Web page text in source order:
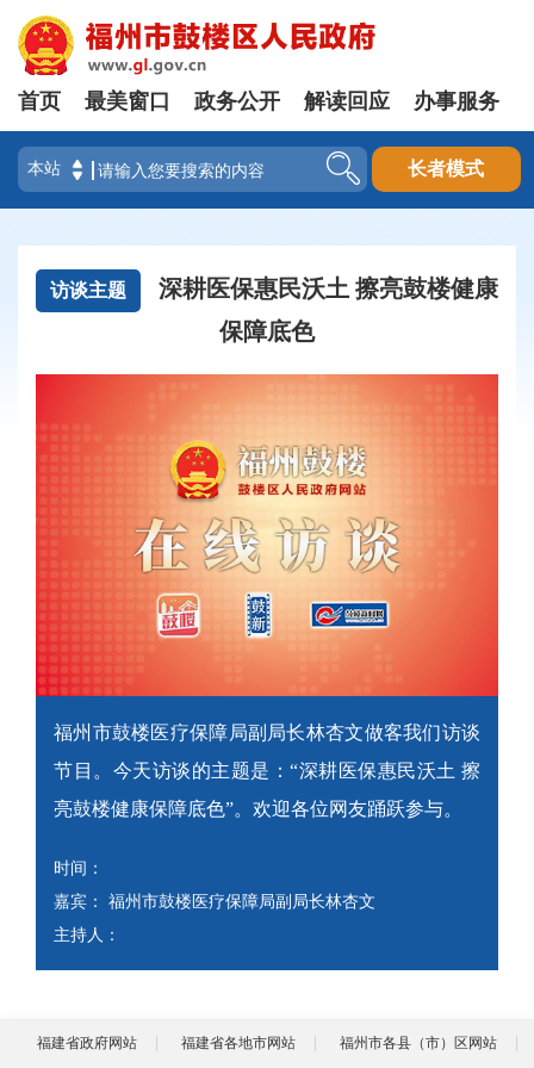
登录
首页 最美窗口 政务公开 解读回应 办事服务
长者模式
访谈主题
深耕医保惠民沃土 擦亮鼓楼健康
保障底色
福州市鼓楼医疗保障局副局长林杏文做客我们访谈
节目。今天访谈的主题是：“深耕医保惠民沃土 擦
亮鼓楼健康保障底色”。欢迎各位网友踊跃参与。
时间：
嘉宾： 福州市鼓楼医疗保障局副局长林杏文
主持人：
福建省政府网站 福建省各地市网站
福州市各县（市）区网站